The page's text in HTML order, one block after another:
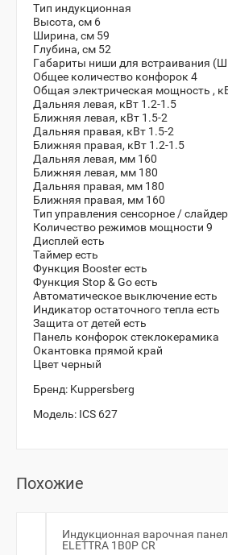
Тип индукционная
Высота, см 6
Ширина, см 59
Глубина, см 52
Габариты ниши для встраивания (Ш
Общее количество конфорок 4
Общая электрическая мощность ,
Дальняя левая, кВт 1.2-1.5
Ближняя левая, кВт 1.5-2
Дальняя правая, кВт 1.5-2
Ближняя правая, кВт 1.2-1.5
Дальняя левая, мм 160
Ближняя левая, мм 180
Дальняя правая, мм 180
Ближняя правая, мм 160
Тип управления сенсорное / слайдер
Количество режимов мощности 9
Дисплей есть
Таймересть
Функция Boosterесть
Функция Stop & Goесть
Автоматическое выключениеесть
Индикатор остаточного тепла есть
Защита от детей есть
Панель конфорок стеклокерамика
Окантовка прямой край
Цвет черный
Бренд: Kuppersberg
Модель: ICS 627
Похожие
Индукционная варочная
ELETTRA 1B0P CR